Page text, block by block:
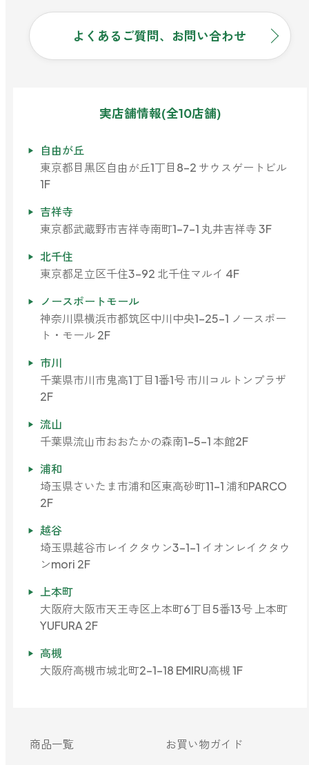
よくあるご質問、お問い合わせ
実店舗情報(全10店舗)
自由が丘
東京都目黒区自由が丘1丁目8-2 サウスゲートビル
1F
吉祥寺
東京都武蔵野市吉祥寺南町1-7-1 丸井吉祥寺 3F
北千住
東京都足立区千住3-92 北千住マルイ 4F
ノースポートモール
神奈川県横浜市都筑区中川中央1-25-1 ノースポー
ト・モール 2F
市川
千葉県市川市鬼高1丁目1番1号 市川コルトンプラザ
2F
流山
千葉県流山市おおたかの森南1-5-1 本館2F
浦和
埼玉県さいたま市浦和区東高砂町11-1 浦和PARCO
2F
越谷
埼玉県越谷市レイクタウン3-1-1 イオンレイクタウ
ンmori 2F
上本町
大阪府大阪市天王寺区上本町6丁目5番13号 上本町
YUFURA 2F
高槻
大阪府高槻市城北町2-1-18 EMIRU高槻 1F
商品一覧 お買い物ガイド